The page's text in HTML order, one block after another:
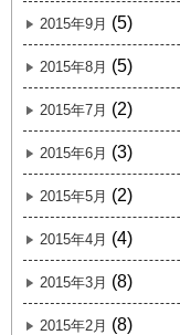
2015年9月 (5)
2015年8月 (5)
2015年7月 (2)
2015年6月 (3)
2015年5月 (2)
2015年4月 (4)
2015年3月 (8)
2015年2月 (8)